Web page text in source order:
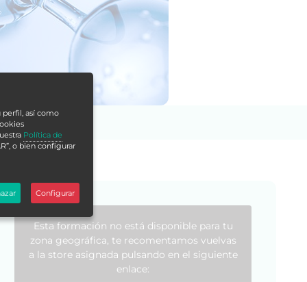
Esta formación no está disponible para tu
zona geográfica, te recomentamos vuelvas
a la store asignada pulsando en el siguiente
enlace:
perfil, así como
Política de
o bien configurar
Configurar